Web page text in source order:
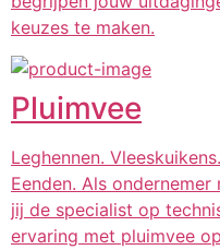
keuzes te maken.
Pluimvee
Leghennen.
Eenden. Als
jij de specialist op
ervaring met pluimvee